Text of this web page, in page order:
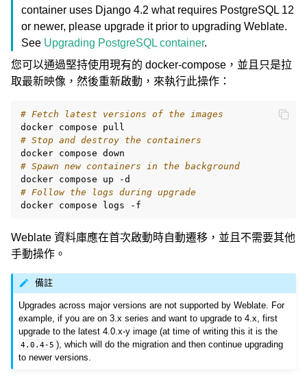
container uses Django 4.2 what requires PostgreSQL 12
or newer, please upgrade it prior to upgrading Weblate.
See Upgrading PostgreSQL container.
您可以通過堅持使用現有的 docker-compose，並且只是拉
取最新映像，然後重新啟動，來執行此操作：
# Fetch latest versions of the images
docker compose
# Stop and destroy the containers
docker compose
# Spawn new containers in the background
docker compose up
# Follow the logs during upgrade
docker compose logs
Weblate 資料庫應在首次啟動時自動遷移，並且不需要其他
手動操作。
備註
Upgrades across major versions are not supported by Weblate. For
example, if you are on 3.x series and want to upgrade to 4.x, first
upgrade to the latest 4.0.x-y image (at time of writing this it is the
4.0.4-5 ), which will do the migration and then continue upgrading
to newer versions.